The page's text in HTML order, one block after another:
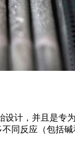
设计，并且是专
不同反应 （包括